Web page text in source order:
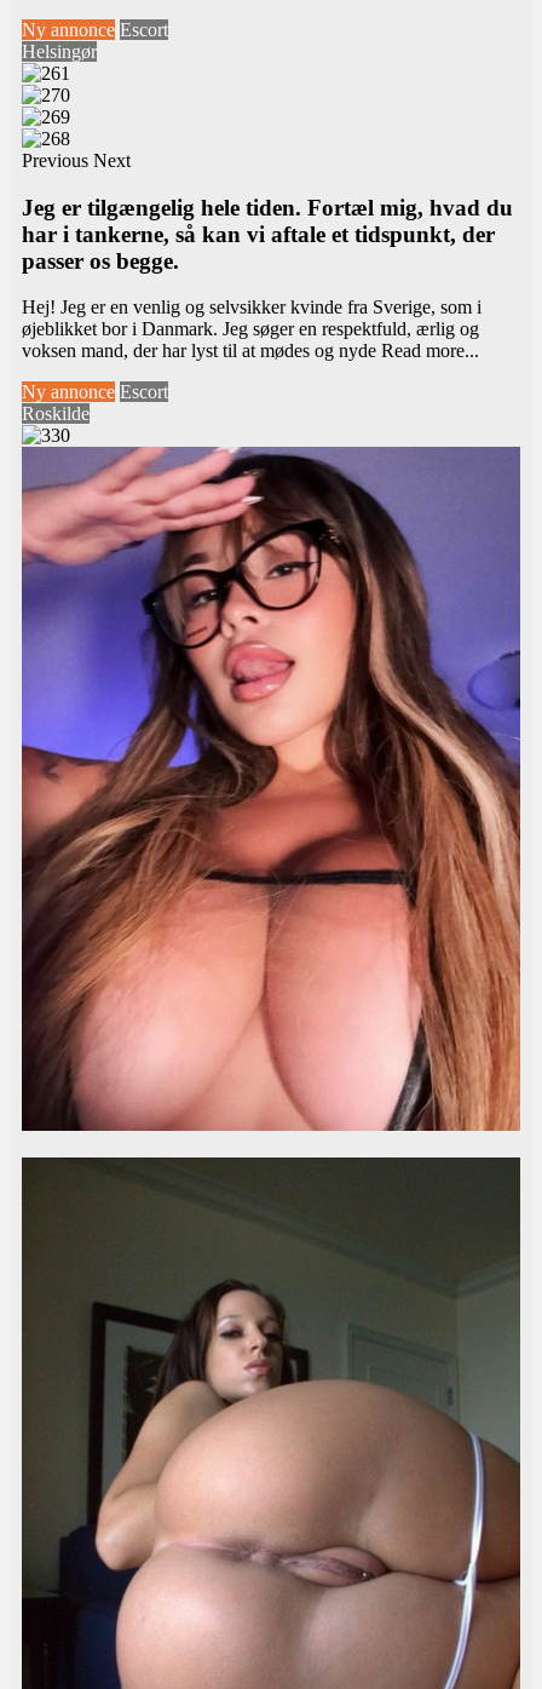
Ny annonce Escort
Helsingør
Previous Next
Jeg er tilgængelig hele tiden. Fortæl mig, hvad du
har i tankerne, så kan vi aftale et tidspunkt, der
passer os begge.
Hej! Jeg er en venlig og selvsikker kvinde fra Sverige, som i
øjeblikket bor i Danmark. Jeg søger en respektfuld, ærlig og
voksen mand, der har lyst til at mødes og nyde Read more...
Ny annonce Escort
Roskilde